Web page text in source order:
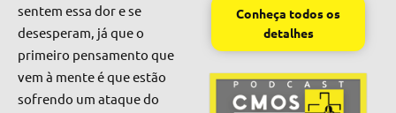
sentem essa dor e se
desesperam, já que o
primeiro pensamento que
vem à mente é que estão
sofrendo um ataque do
Conheça todos os
detalhes